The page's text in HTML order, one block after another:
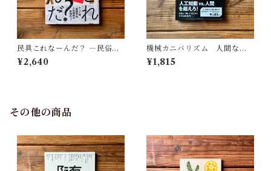
民具これなーんだ？ ―民俗学
者・宮本常一が美術大学に遺
した民具コレクション | 加藤幸
¥2,640
機械カニバリズム 人間なき
あとの人類学へ｜久保 明教
¥1,815
その他の商品